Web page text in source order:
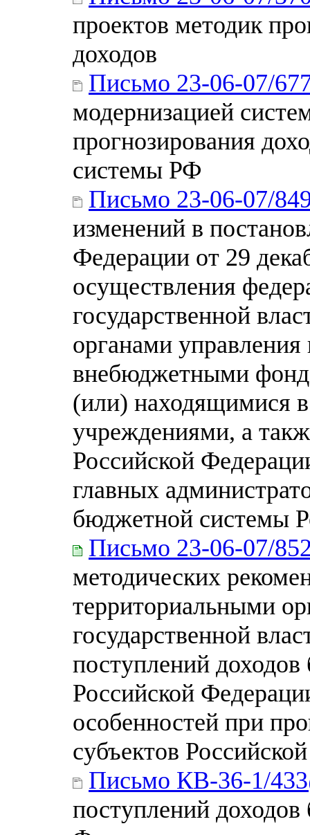
проектов методик
доходов
Письмо 23-06-07/
модернизацией
прогнозирования
системы РФ
Письмо 23-06-07/
изменений в
Федерации от 29
осуществления
государственной
органами
внебюджетными
(или) находящимися
учреждениями, а
Российской
главных
бюджетной системы
Письмо 23-06-07/
методических
территориальными
государственной
поступлений
Российской
особенностей при
субъектов
Письмо КВ-36-1/
поступлений